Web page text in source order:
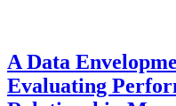
A Data
Evaluating